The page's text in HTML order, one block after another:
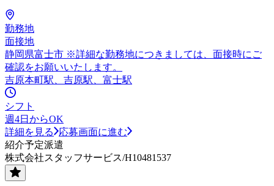
勤務地
面接地
静岡県富士市 ※詳細な勤務地につきましては、面接時にご
確認をお願いいたします。
吉原本町駅、吉原駅、富士駅
シフト
週4日からOK
詳細を見る
応募画面に進む
紹介予定派遣
株式会社スタッフサービス/H10481537